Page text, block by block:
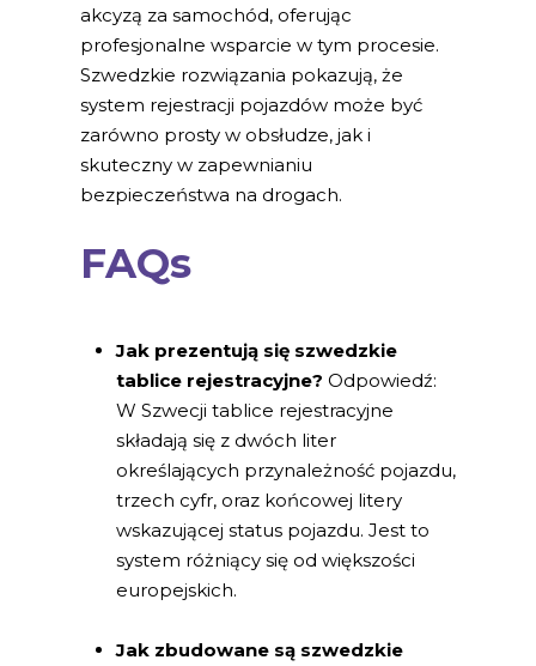
akcyzą za samochód, oferując
profesjonalne wsparcie w tym procesie.
Szwedzkie rozwiązania pokazują, że
system rejestracji pojazdów może być
zarówno prosty w obsłudze, jak i
skuteczny w zapewnianiu
bezpieczeństwa na drogach.
FAQs
Jak prezentują się szwedzkie
tablice rejestracyjne? Odpowiedź:
W Szwecji tablice rejestracyjne
składają się z dwóch liter
określających przynależność pojazdu,
trzech cyfr, oraz końcowej litery
wskazującej status pojazdu. Jest to
system różniący się od większości
europejskich.
Jak zbudowane są szwedzkie